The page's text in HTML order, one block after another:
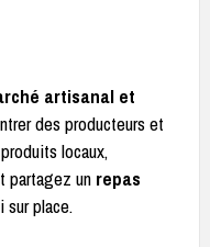
artisanal et
des producteurs et
locaux,
partagez un repas
sur place.